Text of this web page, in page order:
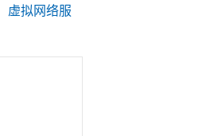
虚拟网络服